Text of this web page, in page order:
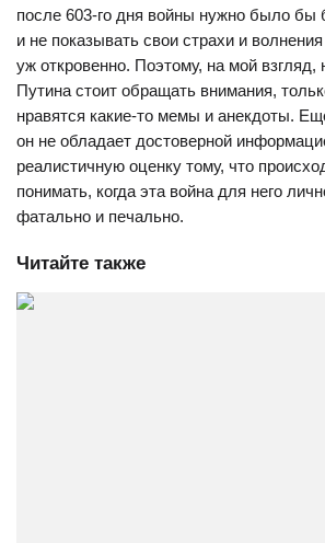
после 603-го дня войны нужно было бы
и не показывать свои страхи и
уж откровенно. Поэтому, на мой взгляд,
Путина стоит обращать внимания,
нравятся какие-то мемы и анекдоты.
он не обладает достоверной
реалистичную оценку тому, что
понимать, когда эта война для него
фатально и печально.
Читайте также